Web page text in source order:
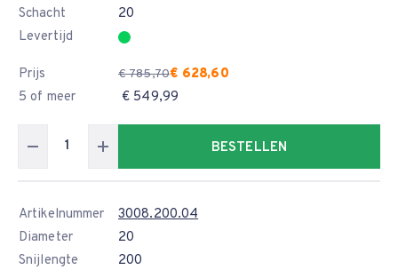
Schacht
20
Levertijd
Prijs € 785,70€ 628,60
5 of meer
€ 549,99
BESTELLEN
Artikelnummer
3008.200.04
Diameter
20
Snijlengte
200